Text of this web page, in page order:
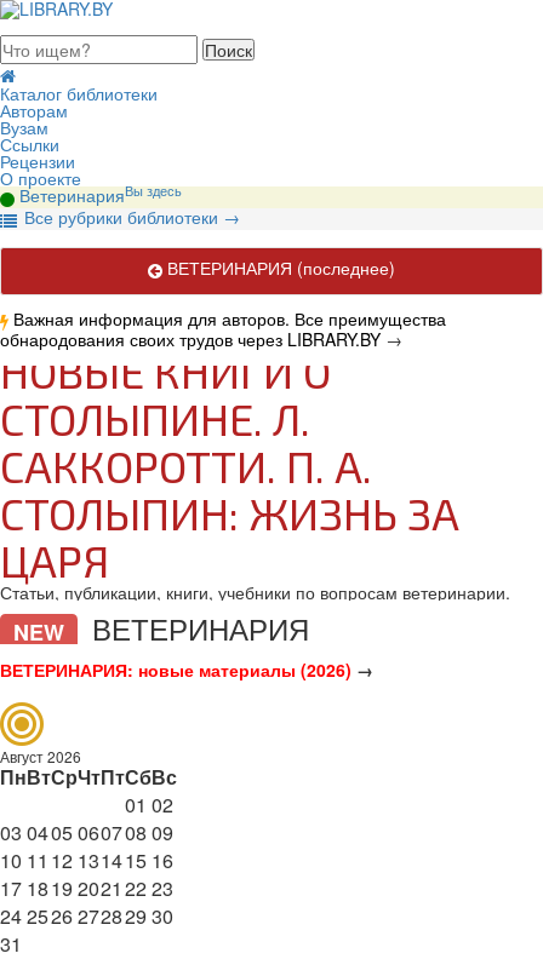
2026, воскресенье
Каталог библиотеки
Авторам
Вузам
Ссылки
Рецензии
О проекте
ВетеринарияВы здесь
Все рубрики библиотеки →
ВЕТЕРИНАРИЯ (последнее)
Важная информация для авторов. Все преимущества
обнародования своих трудов через LIBRARY.BY →
НОВЫЕ КНИГИ О
СТОЛЫПИНЕ. Л.
САККОРОТТИ. П. А.
СТОЛЫПИН: ЖИЗНЬ ЗА
ЦАРЯ
Статьи, публикации, книги, учебники по вопросам ветеринарии.
NEW ВЕТЕРИНАРИЯ
ВЕТЕРИНАРИЯ: новые материалы (2026) →
Август 2026
ПнВтСрЧтПтСбВс
01 02
03 0405060708 09
10 11 12 131415 16
17 1819 2021 2223
242526272829 30
31